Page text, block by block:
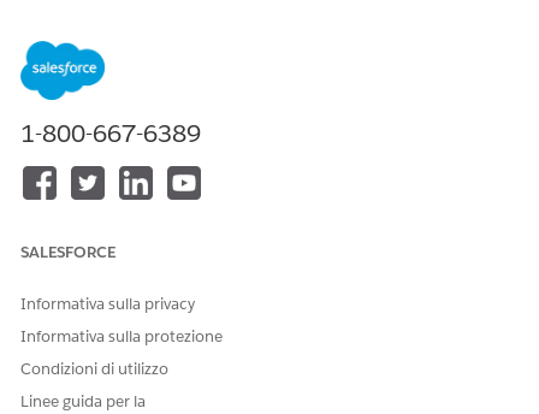
Abilitare Fatturazione per iniziare a utilizzare le funzioni di
fatturazione.
Impostazione guidata per la fatturazione
Gli amministratori possono utilizzare l'Impostazione
completare le operazioni chiave necessarie per impostare
Assegnazione delle autorizzazioni per accedere alle
Assegnare agli utenti gli insiemi di autorizzazioni richiesti
dell'accesso.
1-800-667-6389
SALESFORCE
Informativa sulla privacy
Informativa sulla protezione
Condizioni di utilizzo
Linee guida per la